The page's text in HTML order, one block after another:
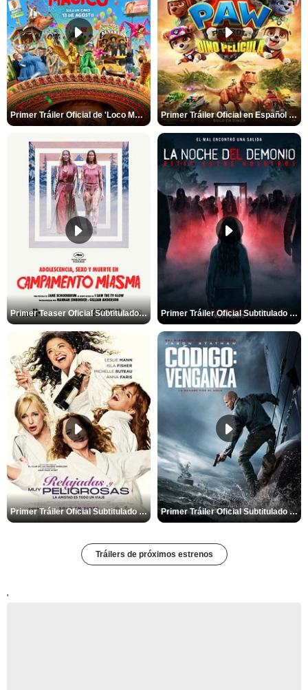
Primer Tráiler Oficial de 'Loco México Mágico' Primer Tráiler Oficial en Español de 'PAW Patrol La Dino Película'
Primer Teaser Oficial Subtitulado de 'Adolescencia, Sexo y Muerte en Campamento Miasma' Primer Tráiler Oficial Subtitulado de 'La Noche Del Demonio: Están Entre Nosotros'
Primer Tráiler Oficial Subtitulado de 'Relajadas y Muy Peligrosas' Primer Tráiler Oficial Subtitulado de 'Código: Venganza'
Tráilers de próximos estrenos
'